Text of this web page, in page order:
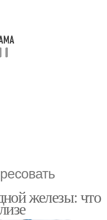
железы: что